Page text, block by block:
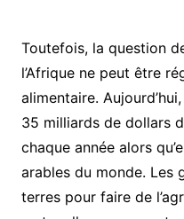
Toutefois, la question
l’Afrique ne peut être
alimentaire.
35 milliards de dollars
chaque année alors
arables du monde. Les
terres pour faire de